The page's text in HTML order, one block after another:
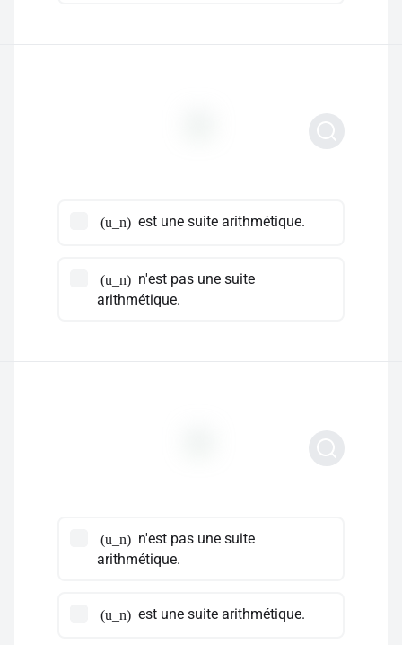
(u_n) est une suite arithmétique.
(u_n) n'est pas une suite
arithmétique.
(u_n) n'est pas une suite
arithmétique.
(u_n) est une suite arithmétique.